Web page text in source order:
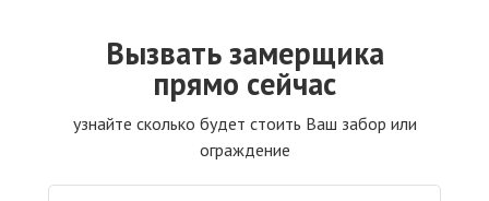
Вызвать замерщика
прямо сейчас
узнайте сколько будет стоить Ваш забор или
ограждение